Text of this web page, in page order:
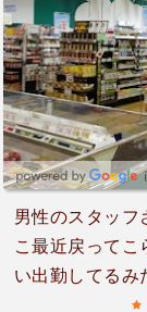
男性のスタッフ
こ最近戻ってこ
い出勤してるみ